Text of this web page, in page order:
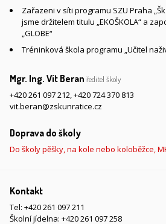
Zařazeni v síti programu SZU Praha
jsme držitelem titulu „EKOŠKOLA“ a
„GLOBE“
Tréninková škola programu „Učitel
Mgr. Ing. Vít Beran ředitel školy
+420 261 097 212,+420 724 370 813
vit.beran@zskunratice.cz
Doprava do školy
Do školy pěšky, na kole nebo koloběžce,
Kontakt
Tel: +420 261 097 211
Školní jídelna: +420 261 097 258